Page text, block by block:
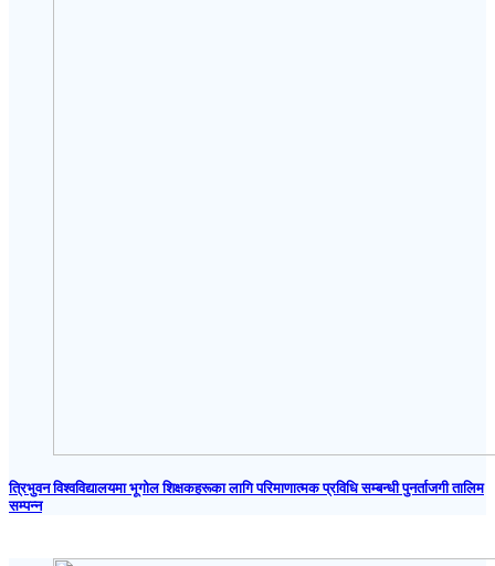
त्रिभुवन विश्वविद्यालयमा भूगोल शिक्षकहरूका लागि परिमाणात्मक प्रविधि सम्बन्धी पुनर्ताजगी तालिम
सम्पन्न